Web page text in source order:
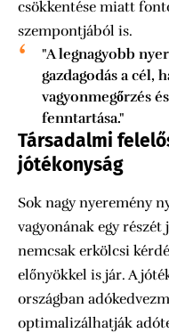
csökkentése miatt
szempontjából is.
"A legnagyobb
gazdagodás a cél,
vagyonmegőrzés
fenntartása."
Társadalmi
jótékonyság
Sok nagy nyeremény
vagyonának egy
nemcsak erkölcsi
előnyökkel is jár. A
országban
optimalizálhatják